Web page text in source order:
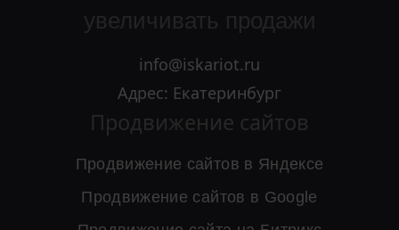
увеличивать продажи
info@iskariot.ru
Адрес: Екатеринбург
Продвижение сайтов
Продвижение сайтов в Яндексе
Продвижение сайтов в Google